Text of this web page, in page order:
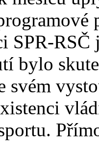
SPR-
bylo
svém